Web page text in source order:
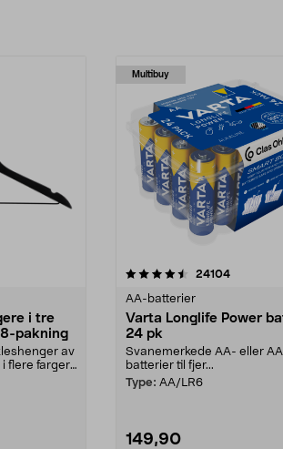
i tre
pakning
av
flere farger.
Multibuy
24104
AA-batterier
Varta Longlife Power
24 pk
Svanemerkede AA- eller
batterier til fjer...
Type: AA/LR6
149,90
4.5av 5 stjerner